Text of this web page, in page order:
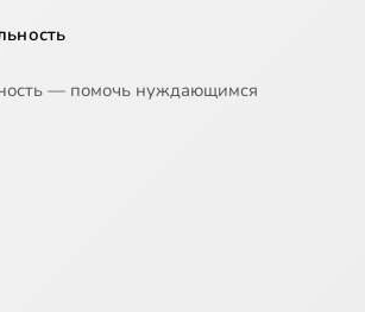
— помочь нуждающимся